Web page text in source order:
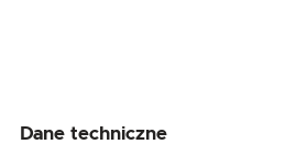
Dane techniczne